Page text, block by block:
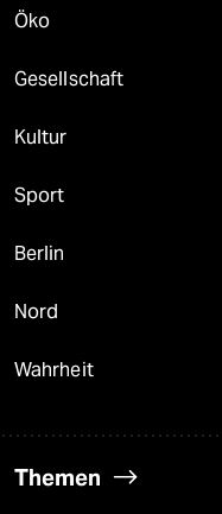
Öko
Gesellschaft
Kultur
Sport
Berlin
Nord
Wahrheit
Themen